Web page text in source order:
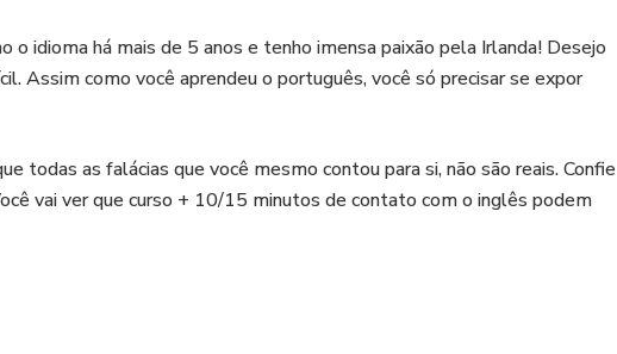
é uma via de mão dupla.
você precisa seguir os passos que o seu mentor te falar, do
sendo feitos de forma contínua o objetivo não será alcançado.
acontecem, você pode ter imprevistos no meio do caminho, mas se a
o idioma há mais de 5 anos e tenho imensa paixão pela Irlanda! Desejo
Assim como você aprendeu o português, você só precisar se expor
todas as falácias que você mesmo contou para si, não são reais. Confie
vai ver que curso + 10/15 minutos de contato com o inglês podem